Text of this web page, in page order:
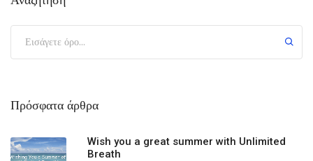
Πρόσφατα άρθρα
Wish you a great summer with Unlimited
Breath